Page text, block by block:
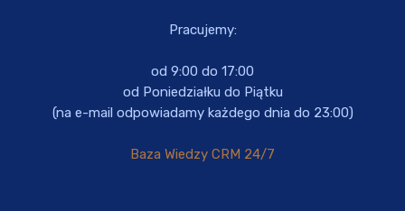
Pracujemy:
od 9:00 do 17:00
od Poniedziałku do Piątku
(na e-mail odpowiadamy każdego dnia do 23:00)
Baza Wiedzy CRM 24/7